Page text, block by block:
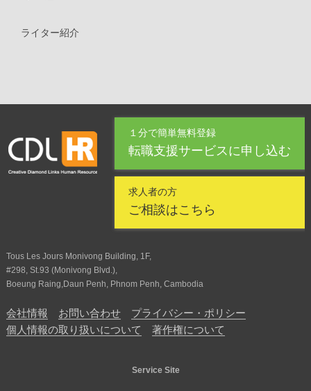
ライター紹介
１分で簡単無料登録
転職支援サービスに申し込む
求人者の方
ご相談はこちら
Tous Les Jours Monivong Building, 1F,
#298, St.93 (Monivong Blvd.),
Boeung Raing,Daun Penh, Phnom Penh, Cambodia
会社情報 お問い合わせ
プライバシー・ポリシー
個人情報の取り扱いについて
著作権について
Service Site